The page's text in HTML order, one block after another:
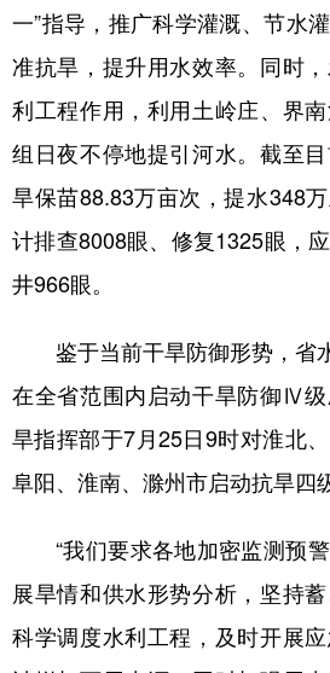
一”指导，推广科学灌溉、节水
准抗旱，提升用水效率。同时
利工程作用，利用土岭庄、界
组日夜不停地提引河水。截至
旱保苗88.83万亩次，提水348
计排查8008眼、修复1325眼，
井966眼。
鉴于当前干旱防御形势，省
在全省范围内启动干旱防御Ⅳ
旱指挥部于7月25日9时对淮北、
阜阳、淮南、滁州市启动抗旱四
“我们要求各地加密监测预
展旱情和供水形势分析，坚持
科学调度水利工程，及时开展